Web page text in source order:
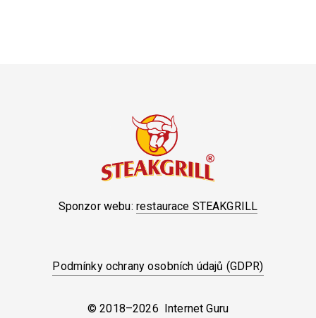
Sponzor webu: restaurace STEAKGRILL
Podmínky ochrany osobních údajů (GDPR)
© 2018–2026 Internet Guru